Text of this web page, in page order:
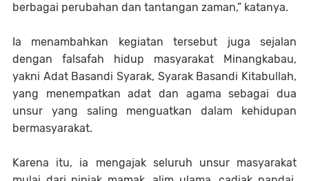
berbagai perubahan dan tantangan zaman,” katanya.
Ia menambahkan kegiatan tersebut juga sejalan
dengan falsafah hidup masyarakat Minangkabau,
yakni Adat Basandi Syarak, Syarak Basandi Kitabullah,
yang menempatkan adat dan agama sebagai dua
unsur yang saling menguatkan dalam kehidupan
bermasyarakat.
Karena itu, ia mengajak seluruh unsur masyarakat